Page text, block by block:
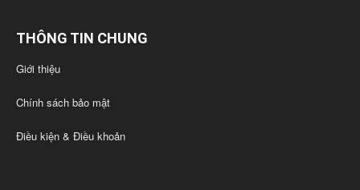
THÔNG TIN CHUNG
Giới thiệu
Chính sách bảo mật
Điều kiện & Điều khoản